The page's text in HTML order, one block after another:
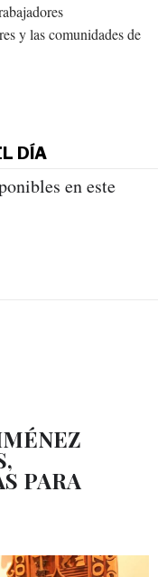
y las comunidades de
DÍA
en este
PARA